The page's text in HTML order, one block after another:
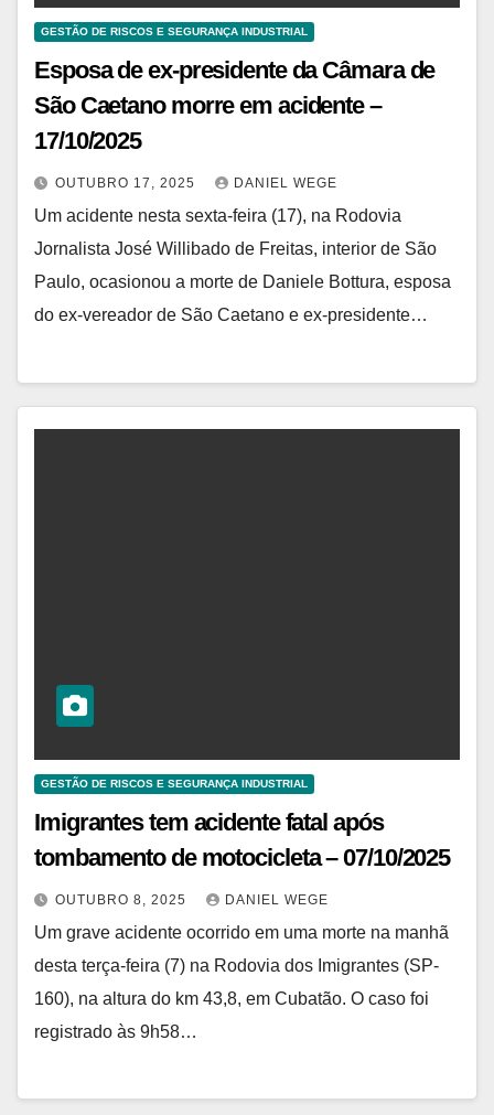
GESTÃO DE RISCOS E SEGURANÇA INDUSTRIAL
Esposa de ex-presidente da Câmara de
São Caetano morre em acidente –
17/10/2025
OUTUBRO 17, 2025 DANIEL WEGE
Um acidente nesta sexta-feira (17), na Rodovia
Jornalista José Willibado de Freitas, interior de São
Paulo, ocasionou a morte de Daniele Bottura, esposa
do ex-vereador de São Caetano e ex-presidente…
GESTÃO DE RISCOS E SEGURANÇA INDUSTRIAL
Imigrantes tem acidente fatal após
tombamento de motocicleta – 07/10/2025
OUTUBRO 8, 2025 DANIEL WEGE
Um grave acidente ocorrido em uma morte na manhã
desta terça-feira (7) na Rodovia dos Imigrantes (SP-
160), na altura do km 43,8, em Cubatão. O caso foi
registrado às 9h58…